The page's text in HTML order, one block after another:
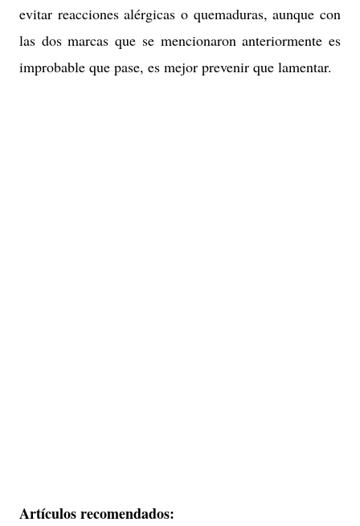
evitar reacciones alérgicas o quemaduras, aunque con
las dos marcas que se mencionaron anteriormente es
improbable que pase, es mejor prevenir que lamentar.
Artículos recomendados: